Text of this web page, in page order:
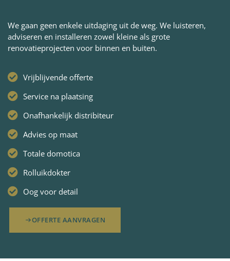
We gaan geen enkele uitdaging uit de weg. We luisteren,
adviseren en installeren zowel kleine als grote
renovatieprojecten voor binnen en buiten.
Vrijblijvende offerte
Service na plaatsing
Onafhankelijk distribiteur
Advies op maat
Totale domotica
Rolluikdokter
Oog voor detail
OFFERTE AANVRAGEN